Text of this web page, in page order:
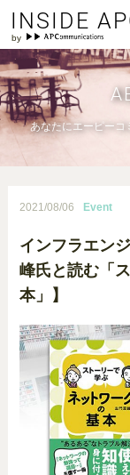
INSIDE
あなたにエーピーコ
2021/08/06 Event
インフラエン
峰氏と読む「
本」】